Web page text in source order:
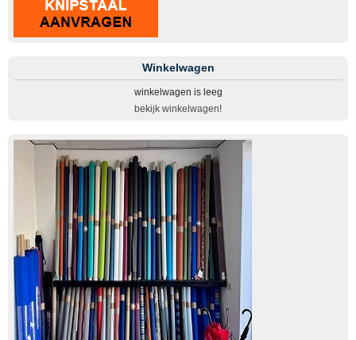
Winkelwagen
winkelwagen is leeg
bekijk winkelwagen!